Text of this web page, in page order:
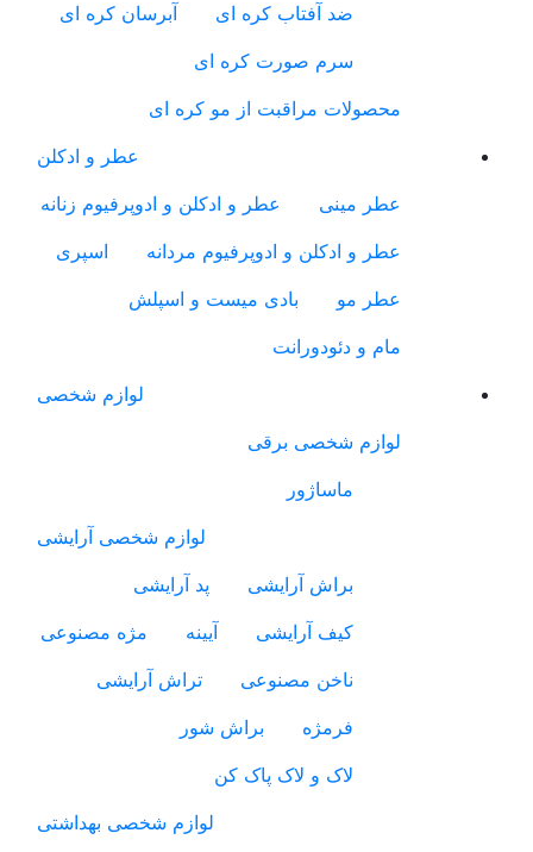
ضد آفتاب کره ای
آبرسان کره ای
سرم صورت کره ای
محصولات مراقبت از مو کره ای
عطر و ادکلن
عطر مینی
عطر و ادکلن و ادوپرفیوم زنانه
عطر و ادکلن و ادوپرفیوم مردانه
اسپری
عطر مو
بادی میست و اسپلش
مام و دئودورانت
لوازم شخصی
لوازم شخصی برقی
ماساژور
لوازم شخصی آرایشی
براش آرایشی
پد آرایشی
کیف آرایشی
آیینه
مژه مصنوعی
ناخن مصنوعی
تراش آرایشی
فرمژه
براش شور
لاک و لاک پاک کن
لوازم شخصی بهداشتی